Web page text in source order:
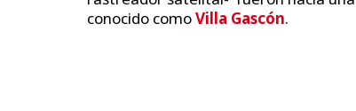
conocido comoVilla Gascón.